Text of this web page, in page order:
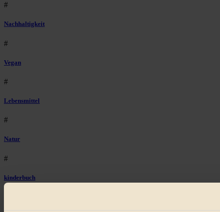
#
Nachhaltigkeit
#
Vegan
#
Lebensmittel
#
Natur
#
kinderbuch